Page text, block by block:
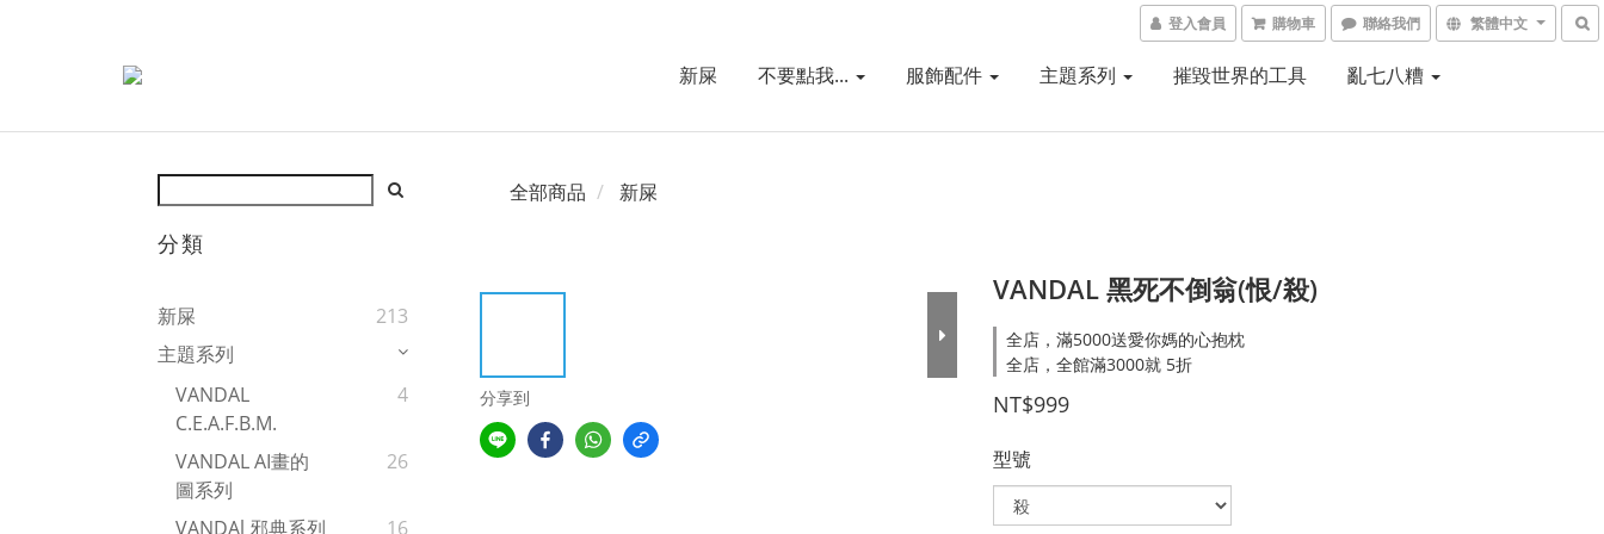
登入會員 購物車 聯絡我們 繁體中文
新屎 不要點我... 服飾配件 主題系列 摧毀世界的工具 亂七八糟
分類
新屎
213
主題系列
VANDAL
C.E.A.F.B.M.
4
VANDAL AI畫的
圖系列
26
VANDAl 邪典系列 16
全部商品 新屎
分享到
VANDAL 黑死不倒翁(恨/殺)
全店，滿5000送愛你媽的心抱枕
全店，全館滿3000就 5折
NT$999
型號